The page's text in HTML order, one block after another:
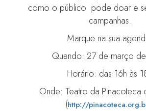
como o público pode doar e
campanhas.
Marque na sua
Quando: 27 de março
Horário: das 16h às
Onde: Teatro da Pinacoteca
(http://